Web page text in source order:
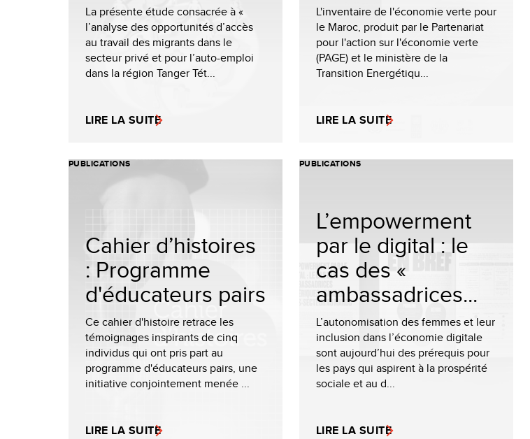
La présente étude consacrée à «
l’analyse des opportunités d’accès
au travail des migrants dans le
secteur privé et pour l’auto-emploi
dans la région Tanger Tét...
LIRE LA SUITE
L'inventaire de l'économie verte pour
le Maroc, produit par le Partenariat
pour l'action sur l'économie verte
(PAGE) et le ministère de la
Transition Energétiqu...
LIRE LA SUITE
PUBLICATIONS
Cahier d’histoires
: Programme
d'éducateurs pairs
Ce cahier d'histoire retrace les
témoignages inspirants de cinq
individus qui ont pris part au
programme d'éducateurs pairs, une
initiative conjointement menée ...
LIRE LA SUITE
PUBLICATIONS
L’empowerment
par le digital : le
cas des «
ambassadrices...
L’autonomisation des femmes et leur
inclusion dans l’économie digitale
sont aujourd’hui des prérequis pour
les pays qui aspirent à la prospérité
sociale et au d...
LIRE LA SUITE